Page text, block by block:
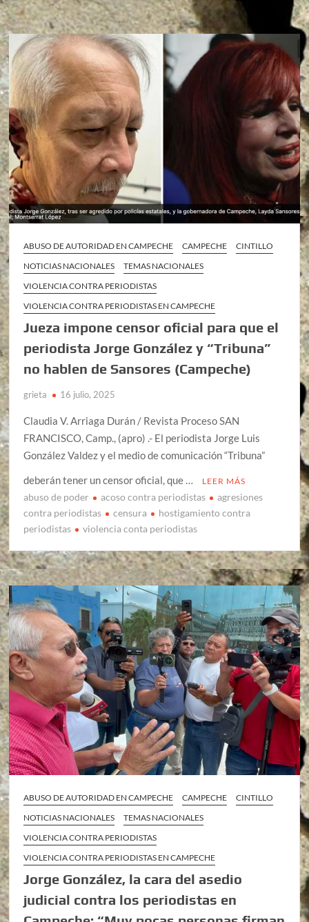
ABUSO DE AUTORIDAD EN CAMPECHE CAMPECHE
CINTILLO
NOTICIAS NACIONALES
TEMAS NACIONALES
VIOLENCIA CONTRA PERIODISTAS
VIOLENCIA CONTRA PERIODISTAS EN CAMPECHE
Jueza impone censor oficial para que el
periodista Jorge González y “Tribuna”
no hablen de Sansores (Campeche)
grieta 16 julio, 2025
Claudia V. Arriaga Durán / Revista Proceso SAN
FRANCISCO, Camp., (apro) .- El periodista Jorge Luis
González Valdez y el medio de comunicación “Tribuna”
deberán tener un censor oficial, que …
LEER MÁS
abuso de poder acoso contra periodistas
agresiones
contra periodistas
censura
hostigamiento contra
periodistas
violencia conta periodistas
ABUSO DE AUTORIDAD EN CAMPECHE CAMPECHE
CINTILLO
NOTICIAS NACIONALES
TEMAS NACIONALES
VIOLENCIA CONTRA PERIODISTAS
VIOLENCIA CONTRA PERIODISTAS EN CAMPECHE
Jorge González, la cara del asedio
judicial contra los periodistas en